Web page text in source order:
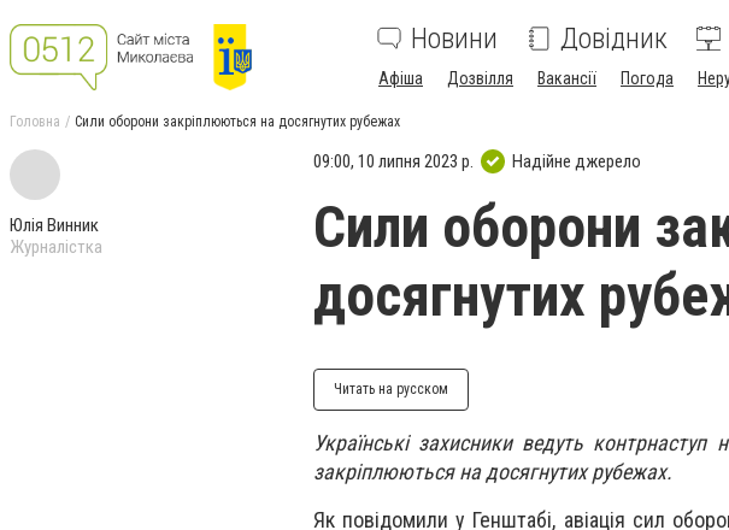
Новини Довідник
Афіша Дозвілля Вакансії Погода
Головна Сили оборони закріплюються на досягнутих рубежах
Юлія Винник
Журналістка
09:00, 10 липня 2023 р. Надійне джерело
Сили оборони
досягнутих
Читать на русском
Українські захисники ведуть
закріплюються на досягнутих рубежах.
Як повідомили у Генштабі, авіація сил